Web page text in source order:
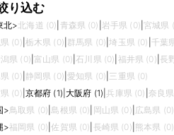
り込む
北>北海道 (0) 青森県 (0) 岩手県 (0) |宮城県
(0) 栃木県 (0) 群馬県 (0) |埼玉県 (0) 千葉
県 (0) |富山県 (0) 石川県 (0) 福井県 (0) 長
(0) 静岡県 (0) |愛知県 (0) 三重県 (0)
(0) 京都府 (1) |大阪府 (1) |兵庫県 (0) 奈良
>鳥取県 (0) |島根県 (0) 岡山県 (0) 広島県 (0)
>福岡県 (0) |佐賀県 (0) 長崎県 (0) 熊本県 (0)